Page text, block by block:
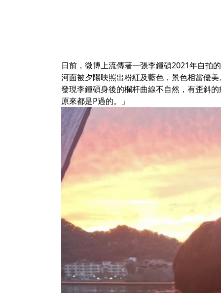
日前，微博上流傳著一張李鍾碩2021年自拍
河面被夕陽映照出粉紅及藍色，景色相當優
發現李鍾碩身後的欄杆曲線不自然，有歪斜
原來都是P過的。」